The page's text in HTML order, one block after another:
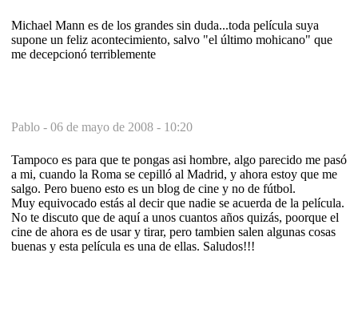
Michael Mann es de los grandes sin duda...toda película suya
supone un feliz acontecimiento, salvo "el último mohicano" que
me decepcionó terriblemente
Pablo - 06 de mayo de 2008 - 10:20
Tampoco es para que te pongas asi hombre, algo parecido me pasó
a mi, cuando la Roma se cepilló al Madrid, y ahora estoy que me
salgo. Pero bueno esto es un blog de cine y no de fútbol.
Muy equivocado estás al decir que nadie se acuerda de la película.
No te discuto que de aquí a unos cuantos años quizás, poorque el
cine de ahora es de usar y tirar, pero tambien salen algunas cosas
buenas y esta película es una de ellas. Saludos!!!